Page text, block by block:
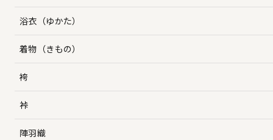
浴衣（ゆかた）
着物（きもの）
袴
裃
陣羽織